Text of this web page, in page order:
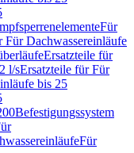
Für
Für Dachwassereinläufe
Ersatzteile für
l/sErsatzteile für Für
bis 25
Befestigungssystem
Für